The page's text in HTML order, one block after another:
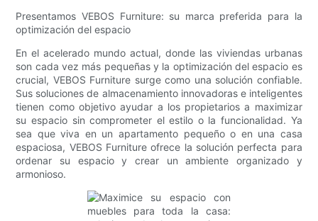
Presentamos VEBOS Furniture: su marca preferida para la
optimización del espacio
En el acelerado mundo actual, donde las viviendas urbanas
son cada vez más pequeñas y la optimización del espacio es
crucial, VEBOS Furniture surge como una solución confiable.
Sus soluciones de almacenamiento innovadoras e inteligentes
tienen como objetivo ayudar a los propietarios a maximizar
su espacio sin comprometer el estilo o la funcionalidad. Ya
sea que viva en un apartamento pequeño o en una casa
espaciosa, VEBOS Furniture ofrece la solución perfecta para
ordenar su espacio y crear un ambiente organizado y
armonioso.